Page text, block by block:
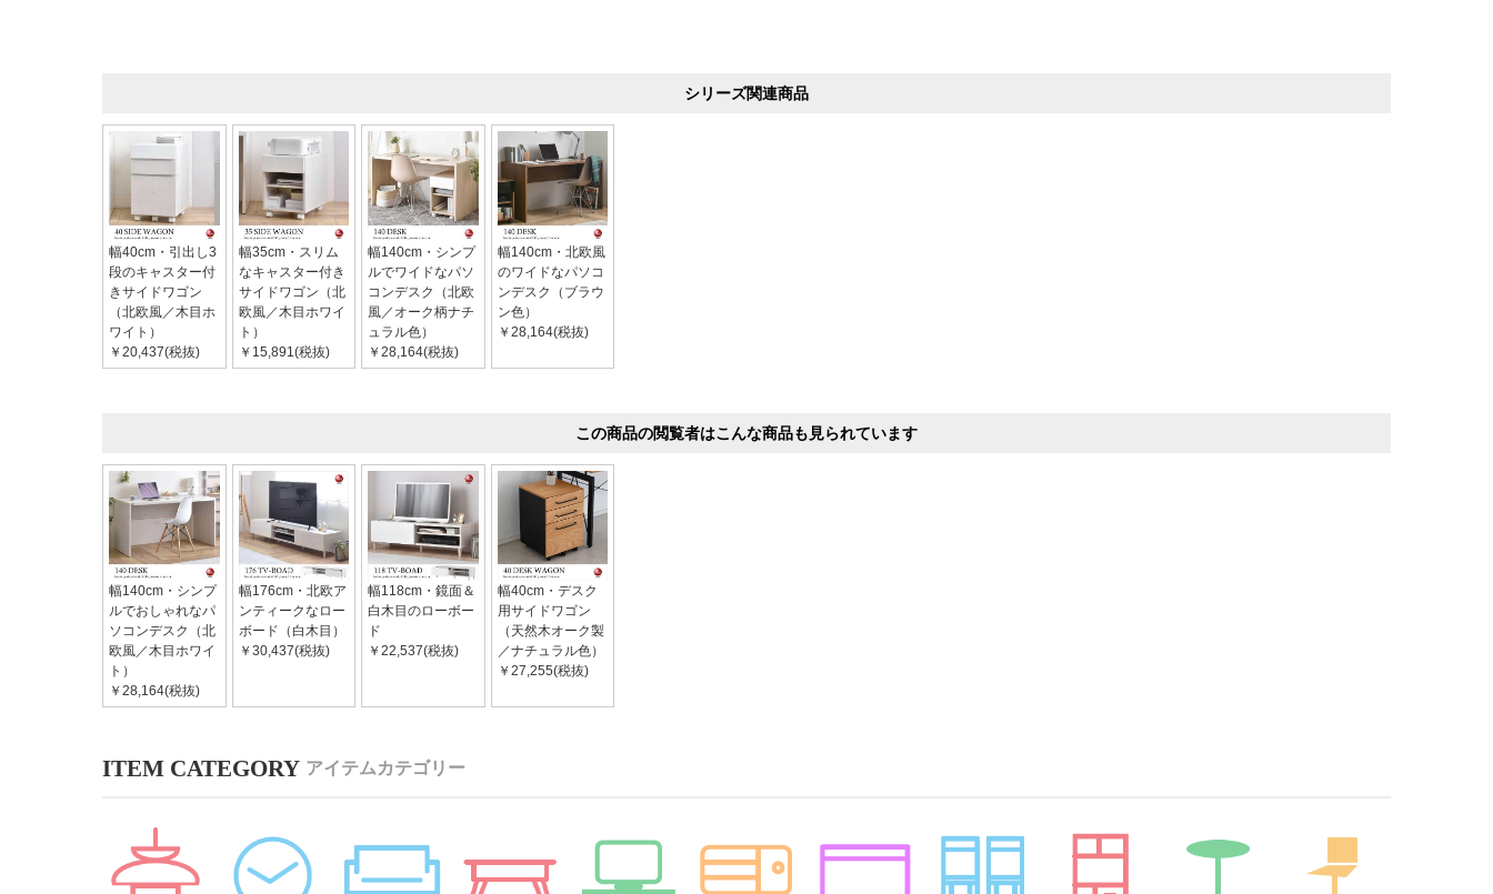
シリーズ関連商品
幅40cm・引出し3
段のキャスター付
きサイドワゴン
（北欧風／木目ホ
ワイト）
￥20,437(税抜)
幅35cm・スリム
なキャスター付き
サイドワゴン（北
欧風／木目ホワイ
ト）
￥15,891(税抜)
幅140cm・シンプ
ルでワイドなパソ
コンデスク（北欧
風／オーク柄ナチ
ュラル色）
￥28,164(税抜)
幅140cm・北欧風
のワイドなパソコ
ンデスク（ブラウ
ン色）
￥28,164(税抜)
この商品の閲覧者はこんな商品も見られています
幅140cm・シンプ
ルでおしゃれなパ
ソコンデスク（北
欧風／木目ホワイ
ト）
￥28,164(税抜)
幅176cm・北欧ア
ンティークなロー
ボード（白木目）
￥30,437(税抜)
幅118cm・鏡面＆
白木目のローボー
ド
￥22,537(税抜)
幅40cm・デスク
用サイドワゴン
（天然木オーク製
／ナチュラル色）
￥27,255(税抜)
アイテムカテゴリー